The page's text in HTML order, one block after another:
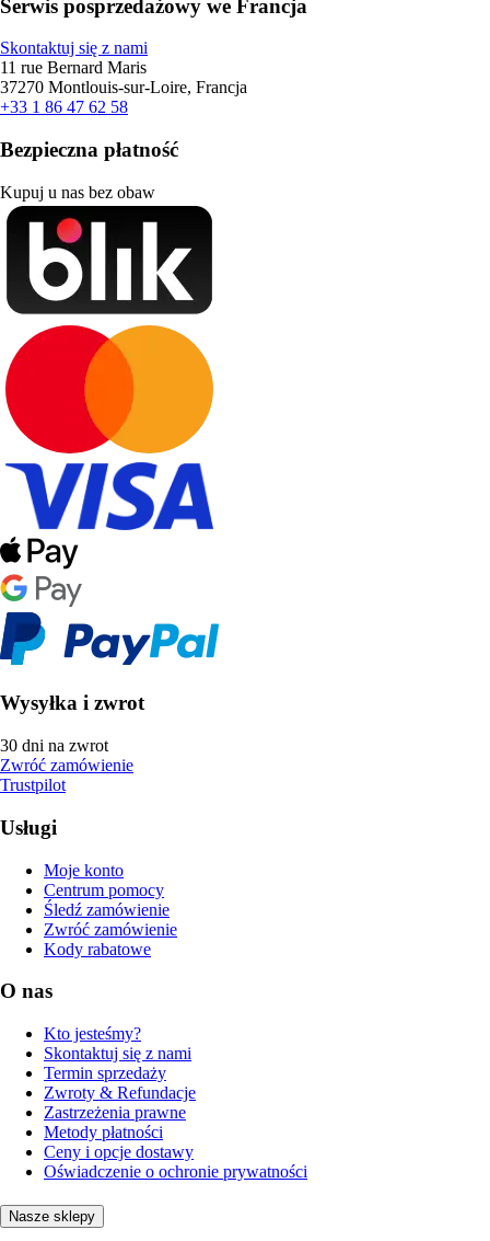
Serwis posprzedażowy we Francja
Skontaktuj się z nami
11 rue Bernard Maris
37270 Montlouis-sur-Loire, Francja
+33 1 86 47 62 58
Bezpieczna płatność
Kupuj u nas bez obaw
Wysyłka i zwrot
30 dni na zwrot
Zwróć zamówienie
Trustpilot
Usługi
Moje konto
Centrum pomocy
Śledź zamówienie
Zwróć zamówienie
Kody rabatowe
O nas
Kto jesteśmy?
Skontaktuj się z nami
Termin sprzedaży
Zwroty & Refundacje
Zastrzeżenia prawne
Metody płatności
Ceny i opcje dostawy
Oświadczenie o ochronie prywatności
Nasze sklepy